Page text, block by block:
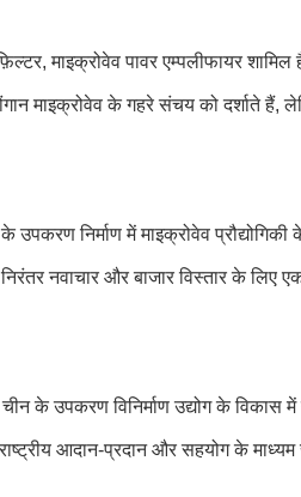
माइक्रोवेव पावर एम्पलीफायर शामिल
माइक्रोवेव के गहरे संचय को दर्शाते हैं,
निर्माण में माइक्रोवेव प्रौद्योगिकी
नवाचार और बाजार विस्तार के लिए
के उपकरण विनिर्माण उद्योग के विकास में
आदान-प्रदान और सहयोग के